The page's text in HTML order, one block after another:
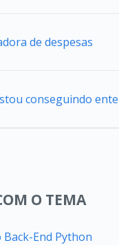
de despesas
conseguindo
O TEMA
End Python